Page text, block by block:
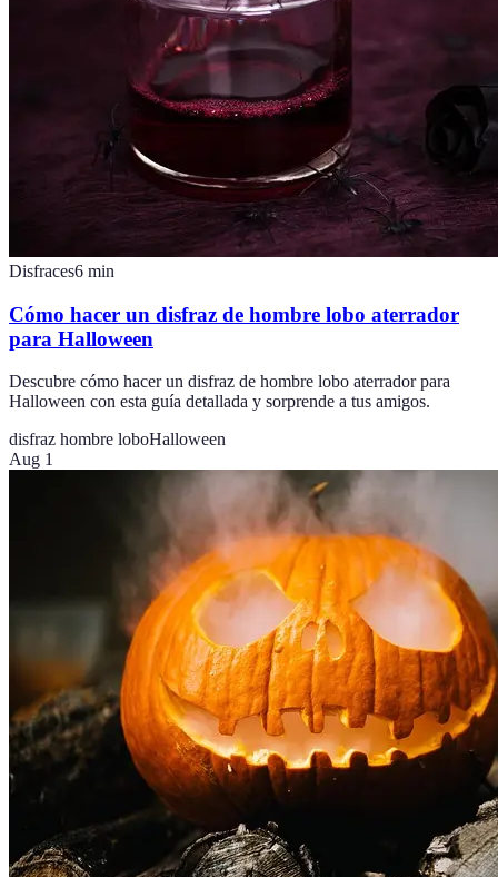
Disfraces6 min
Cómo hacer un disfraz de hombre lobo aterrador
para Halloween
Descubre cómo hacer un disfraz de hombre lobo aterrador para
Halloween con esta guía detallada y sorprende a tus amigos.
disfraz hombre loboHalloween
Aug 1